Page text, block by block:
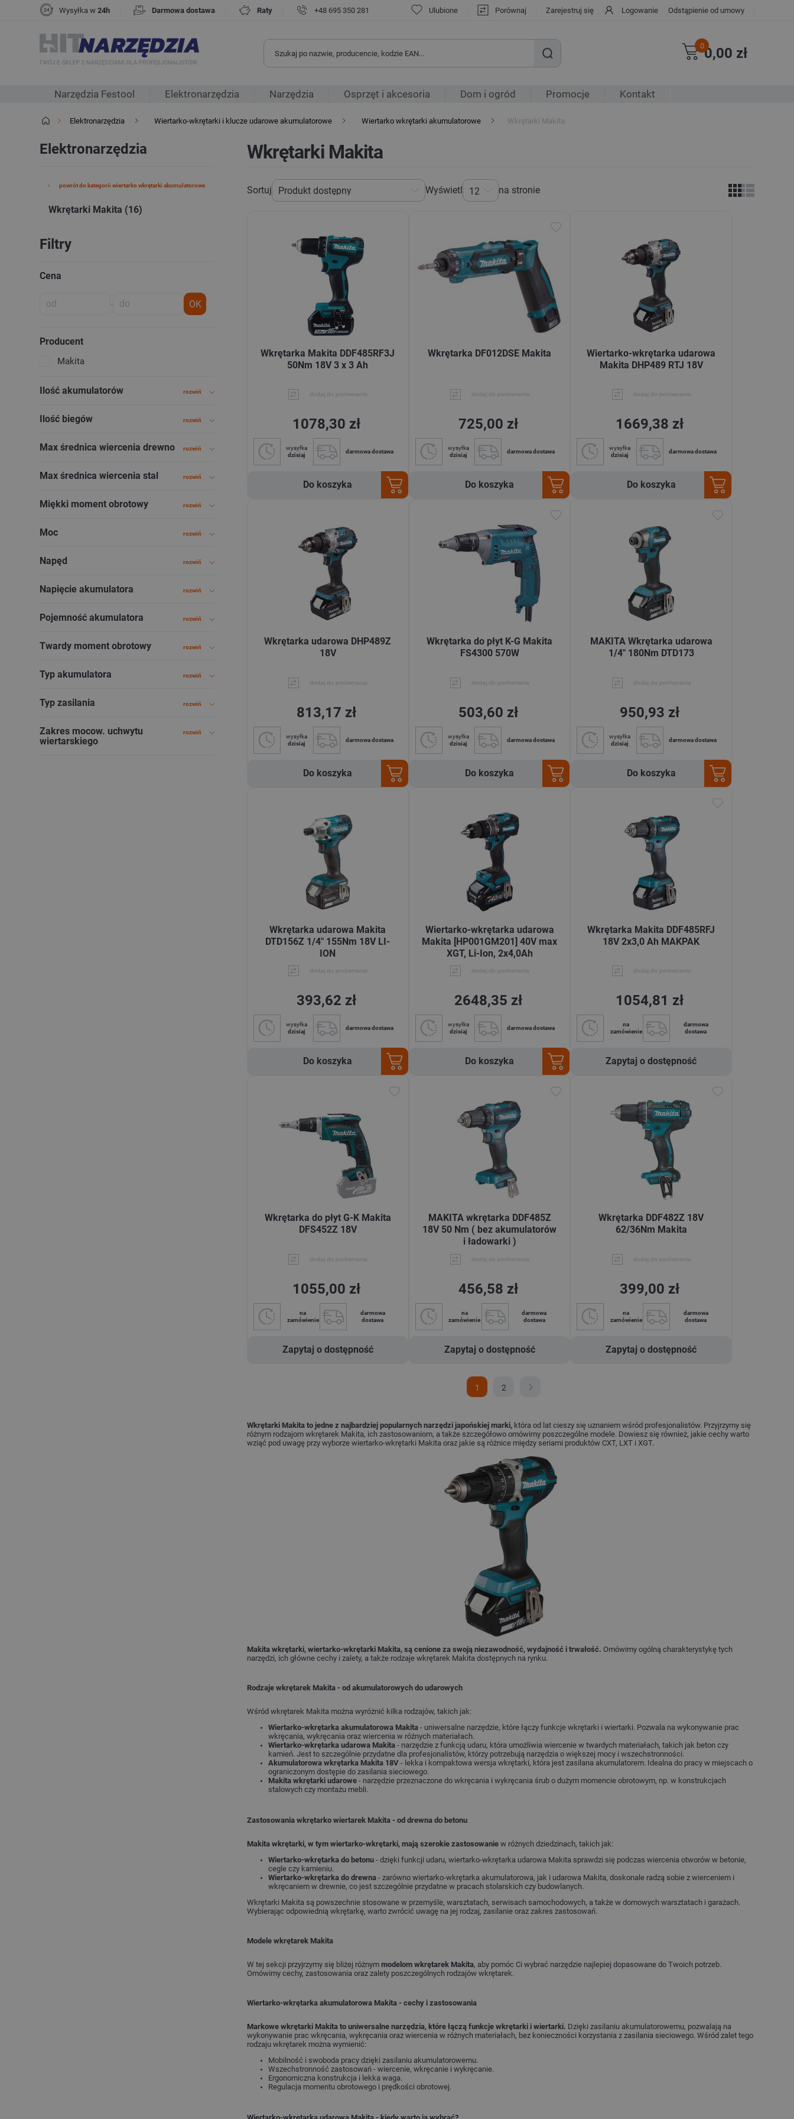
Wysyłka w24h Darmowa dostawa Raty +48 695 350 281 Ulubione Porównaj Zarejestruj się Logowanie Odstąpienie od umowy
00,00 zł
Narzędzia Festool Elektronarzędzia Narzędzia Osprzęt i akcesoria Dom i ogród Promocje Kontakt
Elektronarzędzia Wiertarko-wkrętarki i klucze udarowe akumulatorowe Wiertarko wkrętarki akumulatorowe Wkrętarki Makita
Elektronarzędzia
powrót do kategorii wiertarko wkrętarki akumulatorowe
Wkrętarki Makita (16)
Filtry
Cena
- OK
Producent
Makita
Ilość akumulatorów rozwiń
Ilość biegów rozwiń
Max średnica wiercenia drewno rozwiń
Max średnica wiercenia stal rozwiń
Miękki moment obrotowy rozwiń
Moc rozwiń
Napęd rozwiń
Napięcie akumulatora rozwiń
Pojemność akumulatora rozwiń
Twardy moment obrotowy rozwiń
Typ akumulatora rozwiń
Typ zasilania rozwiń
Zakres mocow. uchwytu
wiertarskiego
rozwiń
Wkrętarki Makita
Sortuj Wyświetl na stronie
Wkrętarka Makita DDF485RF3J
50Nm 18V 3 x 3 Ah
dodaj do porównania
1078,30 zł
wysyłka
dzisiaj
darmowa dostawa
Do koszyka
Wkrętarka DF012DSE Makita
dodaj do porównania
725,00 zł
wysyłka
dzisiaj
darmowa dostawa
Do koszyka
Wiertarko-wkrętarka udarowa
Makita DHP489 RTJ 18V
dodaj do porównania
1669,38 zł
wysyłka
dzisiaj
darmowa dostawa
Do koszyka
Wkrętarka udarowa DHP489Z
18V
dodaj do porównania
813,17 zł
wysyłka
dzisiaj
darmowa dostawa
Do koszyka
Wkrętarka do płyt K-G Makita
FS4300 570W
dodaj do porównania
503,60 zł
wysyłka
dzisiaj
darmowa dostawa
Do koszyka
MAKITA Wkrętarka udarowa
1/4" 180Nm DTD173
dodaj do porównania
950,93 zł
wysyłka
dzisiaj
darmowa dostawa
Do koszyka
Wkrętarka udarowa Makita
DTD156Z 1/4" 155Nm 18V LI-
ION
dodaj do porównania
393,62 zł
wysyłka
dzisiaj
darmowa dostawa
Do koszyka
Wiertarko-wkrętarka udarowa
Makita [HP001GM201] 40V max
XGT, Li-Ion, 2x4,0Ah
dodaj do porównania
2648,35 zł
wysyłka
dzisiaj
darmowa dostawa
Do koszyka
Wkrętarka Makita DDF485RFJ
18V 2x3,0 Ah MAKPAK
dodaj do porównania
1054,81 zł
na
zamówienie
darmowa
dostawa
Zapytaj o dostępność
Wkrętarka do płyt G-K Makita
DFS452Z 18V
dodaj do porównania
1055,00 zł
na
zamówienie
darmowa
dostawa
Zapytaj o dostępność
MAKITA wkrętarka DDF485Z
18V 50 Nm ( bez akumulatorów
i ładowarki )
dodaj do porównania
456,58 zł
na
zamówienie
darmowa
dostawa
Zapytaj o dostępność
Wkrętarka DDF482Z 18V
62/36Nm Makita
dodaj do porównania
399,00 zł
na
zamówienie
darmowa
dostawa
Zapytaj o dostępność
1 2
Wkrętarki Makita to jedne z najbardziej popularnych narzędzi japońskiej marki, która od lat cieszy się uznaniem wśród profesjonalistów. Przyjrzymy się
różnym rodzajom wkrętarek Makita, ich zastosowaniom, a także szczegółowo omówimy poszczególne modele. Dowiesz się również, jakie cechy warto
wziąć pod uwagę przy wyborze wiertarko-wkrętarki Makita oraz jakie są różnice między seriami produktów CXT, LXT i XGT.
Makita wkrętarki, wiertarko-wkrętarki Makita, są cenione za swoją niezawodność, wydajność i trwałość. Omówimy ogólną charakterystykę tych
narzędzi, ich główne cechy i zalety, a także rodzaje wkrętarek Makita dostępnych na rynku.
Rodzaje wkrętarek Makita - od akumulatorowych do udarowych
Wśród wkrętarek Makita można wyróżnić kilka rodzajów, takich jak:
Wiertarko-wkrętarka akumulatorowa Makita - uniwersalne narzędzie, które łączy funkcje wkrętarki i wiertarki. Pozwala na wykonywanie prac
wkręcania, wykręcania oraz wiercenia w różnych materiałach.
Wiertarko-wkrętarka udarowa Makita - narzędzie z funkcją udaru, która umożliwia wiercenie w twardych materiałach, takich jak beton czy
kamień. Jest to szczególnie przydatne dla profesjonalistów, którzy potrzebują narzędzia o większej mocy i wszechstronności.
Akumulatorowa wkrętarka Makita 18V - lekka i kompaktowa wersja wkrętarki, która jest zasilana akumulatorem. Idealna do pracy w miejscach o
ograniczonym dostępie do zasilania sieciowego.
Makita wkrętarki udarowe - narzędzie przeznaczone do wkręcania i wykręcania śrub o dużym momencie obrotowym, np. w konstrukcjach
stalowych czy montażu mebli.
Zastosowania wkrętarko wiertarek Makita - od drewna do betonu
Makita wkrętarki, w tym wiertarko-wkrętarki, mają szerokie zastosowaniew różnych dziedzinach, takich jak:
Wiertarko-wkrętarka do betonu - dzięki funkcji udaru, wiertarko-wkrętarka udarowa Makita sprawdzi się podczas wiercenia otworów w betonie,
cegle czy kamieniu.
Wiertarko-wkrętarka do drewna - zarówno wiertarko-wkrętarka akumulatorowa, jak i udarowa Makita, doskonale radzą sobie z wierceniem i
wkręcaniem w drewnie, co jest szczególnie przydatne w pracach stolarskich czy budowlanych.
Wkrętarki Makita są powszechnie stosowane w przemyśle, warsztatach, serwisach samochodowych, a także w domowych warsztatach i garażach.
Wybierając odpowiednią wkrętarkę, warto zwrócić uwagę na jej rodzaj, zasilanie oraz zakres zastosowań.
Modele wkrętarek Makita
W tej sekcji przyjrzymy się bliżej różnymmodelom wkrętarek Makita, aby pomóc Ci wybrać narzędzie najlepiej dopasowane do Twoich potrzeb.
Omówimy cechy, zastosowania oraz zalety poszczególnych rodzajów wkrętarek.
Wiertarko-wkrętarka akumulatorowa Makita - cechy i zastosowania
Markowe wkrętarki Makita to uniwersalne narzędzia, które łączą funkcje wkrętarki i wiertarki. Dzięki zasilaniu akumulatorowemu, pozwalają na
wykonywanie prac wkręcania, wykręcania oraz wiercenia w różnych materiałach, bez konieczności korzystania z zasilania sieciowego. Wśród zalet tego
rodzaju wkrętarek można wymienić:
Mobilność i swoboda pracy dzięki zasilaniu akumulatorowemu.
Wszechstronność zastosowań - wiercenie, wkręcanie i wykręcanie.
Ergonomiczna konstrukcja i lekka waga.
Regulacja momentu obrotowego i prędkości obrotowej.